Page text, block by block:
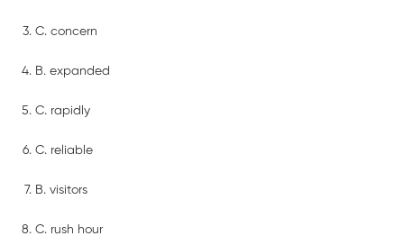
C. concern
B. expanded
C. rapidly
C. reliable
B. visitors
C. rush hour